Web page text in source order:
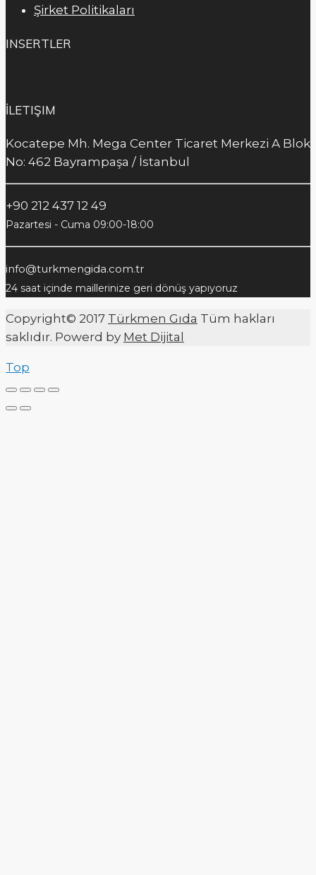
Şirket Politikaları
INSERTLER
İLETIŞIM
Kocatepe Mh. Mega Center Ticaret Merkezi A Blok
No: 462 Bayrampaşa / İstanbul
+90 212 437 12 49
Pazartesi - Cuma 09:00-18:00
info@turkmengida.com.tr
24 saat içinde maillerinize geri dönüş yapıyoruz
Copyright© 2017 Türkmen Gıda Tüm hakları
saklıdır. Powerd by Met Dijital
Top